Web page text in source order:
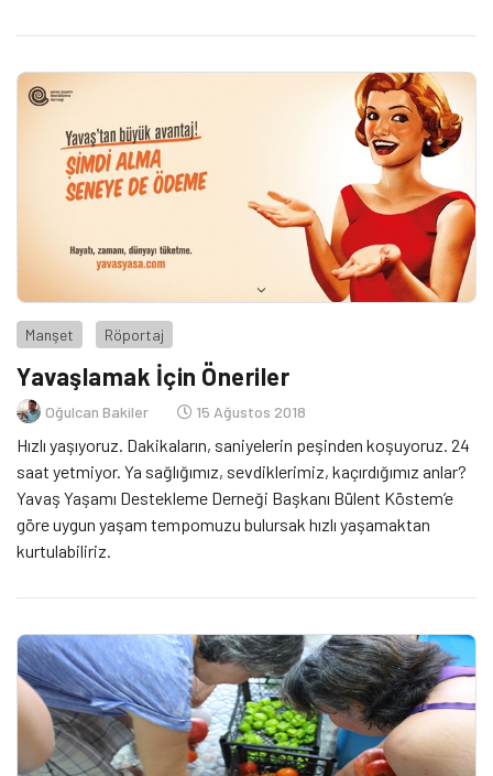
Manşet Röportaj
Yavaşlamak İçin Öneriler
Oğulcan Bakiler 15 Ağustos 2018
Hızlı yaşıyoruz. Dakikaların, saniyelerin peşinden koşuyoruz. 24
saat yetmiyor. Ya sağlığımız, sevdiklerimiz, kaçırdığımız anlar?
Yavaş Yaşamı Destekleme Derneği Başkanı Bülent Köstem’e
göre uygun yaşam tempomuzu bulursak hızlı yaşamaktan
kurtulabiliriz.